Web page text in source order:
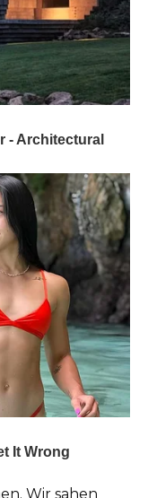
Wir sahen